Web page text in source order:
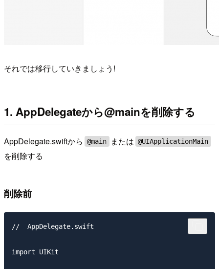
それでは移行していきましょう!
1. AppDelegateから@mainを削除する
AppDelegate.swiftから @main または @UIApplicationMain
を削除する
削除前
//  AppDelegate.swift
import UIKit